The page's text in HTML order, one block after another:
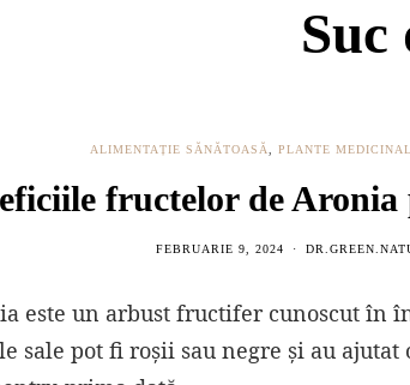
Suc
ALIMENTAȚIE SĂNĂTOASĂ PLANTE
fructelor de Aronia
FEBRUARIE 9, 2024
este un arbust fructifer cunoscut
sale pot fi roșii sau negre și au